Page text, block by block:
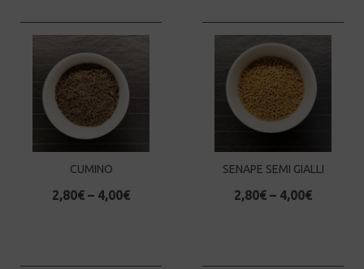
CUMINO
2,80€ – 4,00€
SENAPE SEMI GIALLI
2,80€ – 4,00€